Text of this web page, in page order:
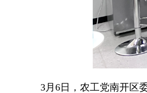
3月6日，农工党南开区